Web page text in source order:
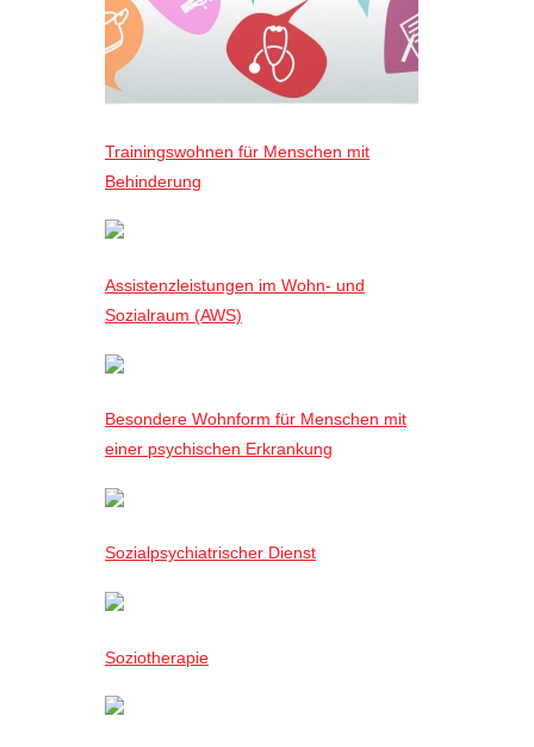
Trainingswohnen für Menschen mit
Behinderung
Assistenzleistungen im Wohn- und
Sozialraum (AWS)
Besondere Wohnform für Menschen mit
einer psychischen Erkrankung
Sozialpsychiatrischer Dienst
Soziotherapie